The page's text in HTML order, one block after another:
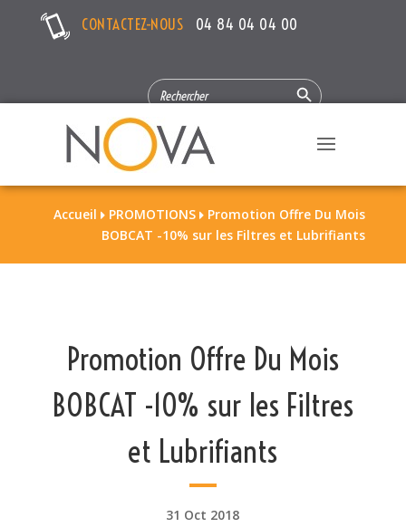
CONTACTEZ-NOUS 04 84 04 04 00
SEARCH
FOR:
Search Button
Accueil  PROMOTIONS  Promotion Offre Du Mois
BOBCAT -10% sur les Filtres et Lubrifiants
Promotion Offre Du Mois
BOBCAT -10% sur les Filtres
et Lubrifiants
31 Oct 2018